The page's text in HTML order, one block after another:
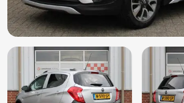
Lichtmetalen velgen 15"
Mirrorlink
Multimedia-voorbereiding
Pianolak afwerking interieur
Radio